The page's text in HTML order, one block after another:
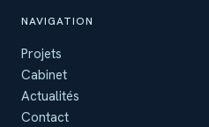
NAVIGATION
Projets
Cabinet
Actualités
Contact